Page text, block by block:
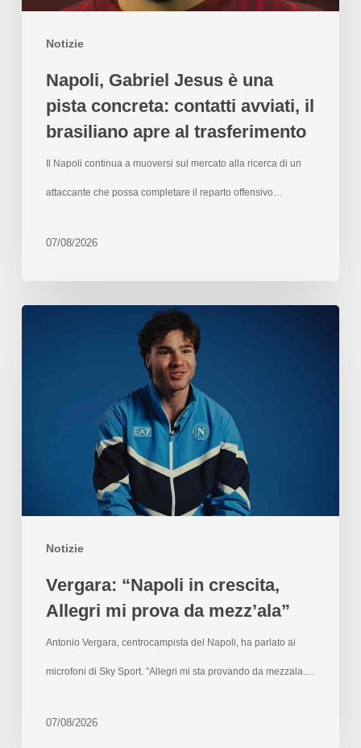
Notizie
Napoli, Gabriel Jesus è una
pista concreta: contatti avviati, il
brasiliano apre al trasferimento
Il Napoli continua a muoversi sul mercato alla ricerca di un
attaccante che possa completare il reparto offensivo…
07/08/2026
Notizie
Vergara: “Napoli in crescita,
Allegri mi prova da mezz’ala”
Antonio Vergara, centrocampista del Napoli, ha parlato ai
microfoni di Sky Sport. "Allegri mi sta provando da mezzala.…
07/08/2026